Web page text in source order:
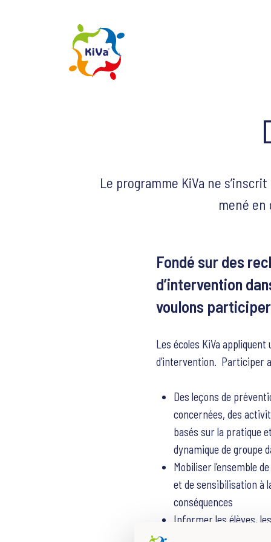
Le programme KiVa ne
mené
Fondé sur des
d’intervention
voulons
Les écoles KiVa
d’intervention. Participer
Des leçons de
concernées, des
basés sur la pratique
dynamique de groupe
Mobiliser l’ensemble
et de sensibilisation à
conséquences
Informer les élèves,